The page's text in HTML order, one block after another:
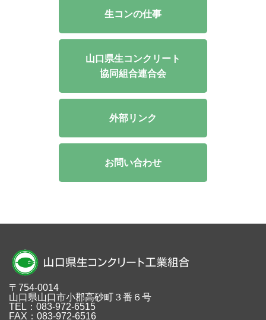
生コンの仕事
山口県生コンクリート
協同組合連合会
外部リンク
お問い合わせ
〒754-0014
山口県山口市小郡高砂町３番６号
TEL：083-972-6515
FAX：083-972-6516